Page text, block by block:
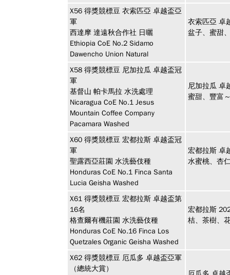
X56 得獎競標豆 衣索匹亞 卓越盃亞
軍
西達摩 達遠秋合作社 日曬
Ethiopia CoE No.2 Sidamo
Dawencho Union Natural
衣索匹亞 卓
盆子、蜜甜
X58 得獎競標豆 尼加拉瓜 卓越盃冠
軍
基督山 帕卡馬拉 水洗處理
Nicaragua CoE No.1 Jesus
Mountain Coffee Company
Pacamara Washed
尼加拉瓜 卓
蜜甜、豐富
X60 得獎競標豆 宏都拉斯 卓越盃冠
軍
聖露西亞莊園 水洗藝伎種
Honduras CoE No.1 Finca Santa
Lucia Geisha Washed
宏都拉斯 卓
水蜜桃、杏
X61 得獎競標豆 宏都拉斯 卓越盃第
16名
格查爾有機莊園 水洗藝伎種
Honduras CoE No.16 Finca Los
Quetzales Organic Geisha Washed
宏都拉斯
桔、茶樹、
X62 得獎競標豆 厄瓜多 卓越盃亞軍
（總統大賞）